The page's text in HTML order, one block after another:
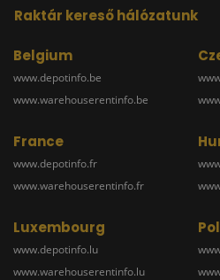
Raktár kereső hálózatunk
Belgium
www.depotinfo.be
www.warehouserentinfo.be
France
www.depotinfo.fr
www.warehouserentinfo.fr
Luxembourg
www.depotinfo.lu
www.warehouserentinfo.lu